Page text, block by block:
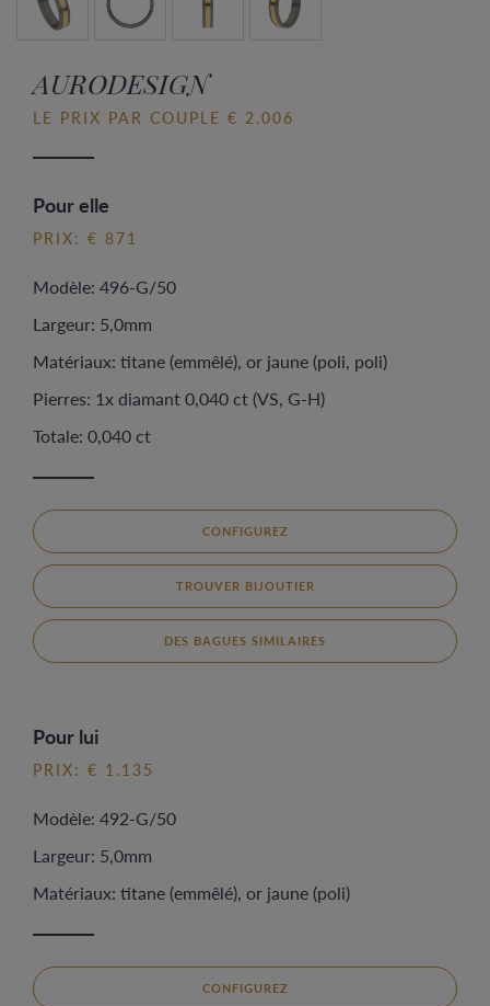
AURODESIGN
LE PRIX PAR COUPLE € 2.006
Pour elle
PRIX: € 871
Modèle: 496-G/50
Largeur: 5,0mm
Matériaux: titane (emmêlé), or jaune (poli, poli)
Pierres: 1x diamant 0,040 ct (VS, G-H)
Totale: 0,040 ct
CONFIGUREZ
TROUVER BIJOUTIER
DES BAGUES SIMILAIRES
Pour lui
PRIX: € 1.135
Modèle: 492-G/50
Largeur: 5,0mm
Matériaux: titane (emmêlé), or jaune (poli)
CONFIGUREZ